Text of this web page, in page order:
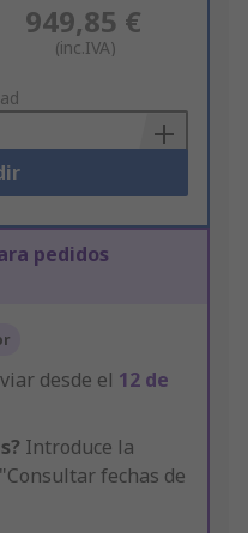
949,85 €
(inc.IVA)
pedidos
desde el 12 de
Introduce la
fechas de